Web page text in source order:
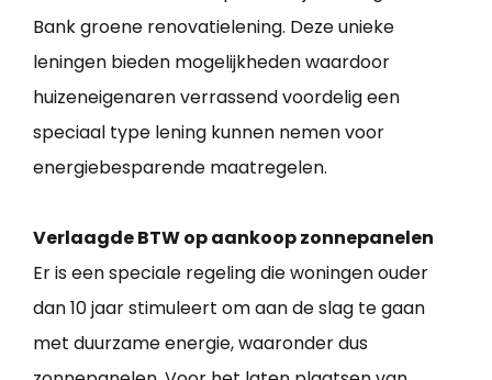
Bank groene renovatielening. Deze unieke
leningen bieden mogelijkheden waardoor
huizeneigenaren verrassend voordelig een
speciaal type lening kunnen nemen voor
energiebesparende maatregelen.
Verlaagde BTW op aankoop zonnepanelen
Er is een speciale regeling die woningen ouder
dan 10 jaar stimuleert om aan de slag te gaan
met duurzame energie, waaronder dus